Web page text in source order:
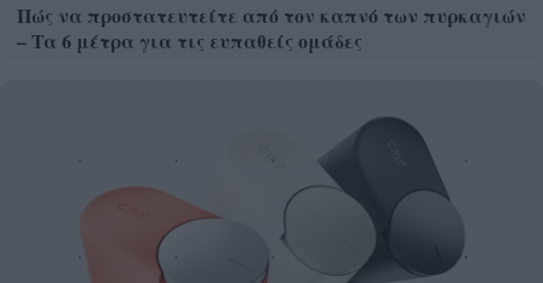
Πώς να προστατευτείτε από τον καπνό των πυρκαγιών
– Τα 6 μέτρα για τις ευπαθείς ομάδες